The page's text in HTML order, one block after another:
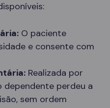
O paciente
e consente com
Realizada por
dependente perdeu a
sem ordem